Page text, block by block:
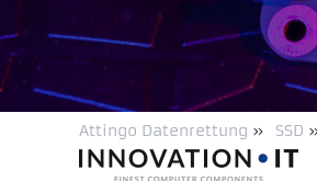
Attingo Datenrettung » SSD